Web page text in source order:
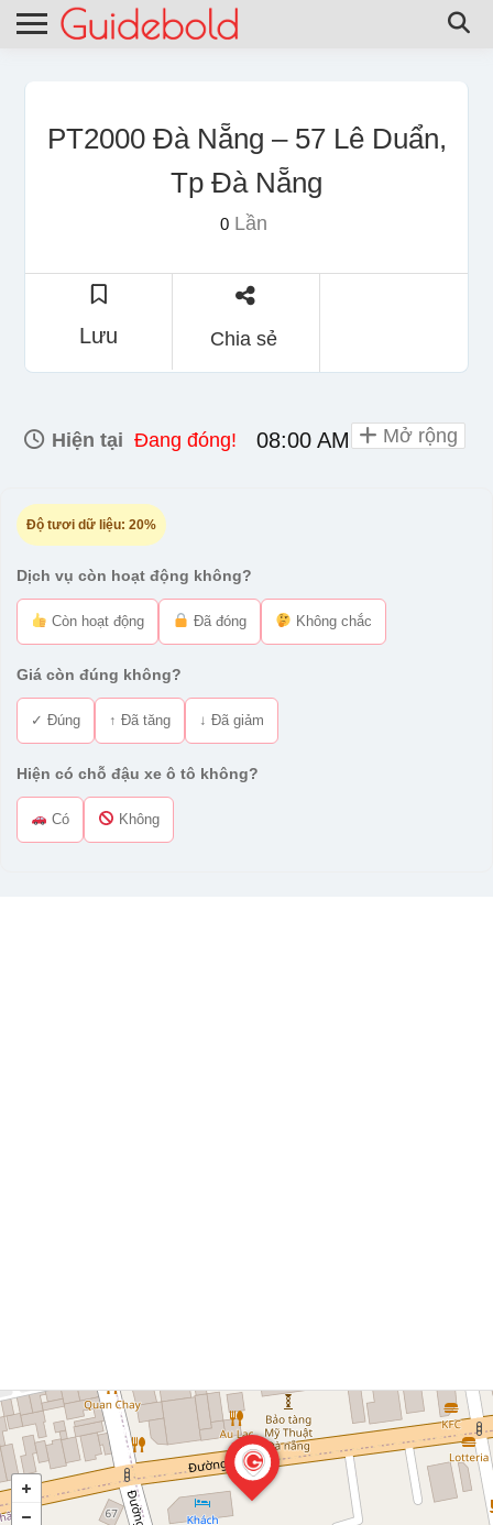
PT2000 Đà Nẵng – 57 Lê Duẩn,
Tp Đà Nẵng
0Lần
Lưu Chia sẻ
Hiện tại Đang đóng! 08:00 AM - 10:00 PM
Độ tươi dữ liệu: 20%
Dịch vụ còn hoạt động không?
Còn hoạt động Đã đóng Không chắc
Giá còn đúng không?
✓ Đúng ↑ Đã tăng ↓ Đã giảm
Hiện có chỗ đậu xe ô tô không?
Có Không
Mở rộng